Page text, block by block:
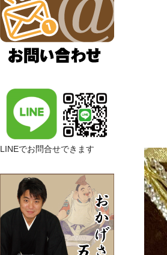
LINEでお問合せできます